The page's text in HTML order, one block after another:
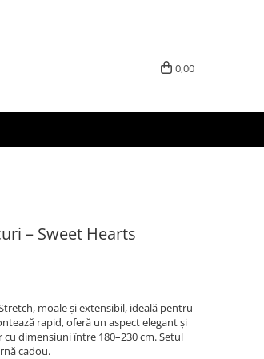
0,00
– Sweet Hearts
moale și extensibil, ideală pentru
rapid, oferă un aspect elegant și
dimensiuni între 180–230 cm. Setul
cadou.